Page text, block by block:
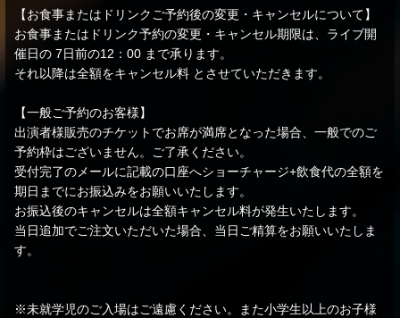
【お食事またはドリンクご予約後の変更・キャンセルについて】
お食事またはドリンク予約の変更・キャンセル期限は、ライブ開
催日の 7日前の12：00 まで承ります。
それ以降は全額をキャンセル料 とさせていただきます。
【一般ご予約のお客様】
出演者様販売のチケットでお席が満席となった場合、一般でのご
予約枠はございません。ご了承ください。
受付完了のメールに記載の口座へショーチャージ+飲食代の全額を
期日までにお振込みをお願いいたします。
お振込後のキャンセルは全額キャンセル料が発生いたします。
当日追加でご注文いただいた場合、当日ご精算をお願いいたしま
す。
※未就学児のご入場はご遠慮ください。また小学生以上のお子様